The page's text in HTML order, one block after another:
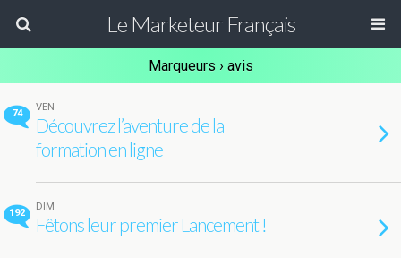
Le Marketeur Français
Marqueurs › avis
74
VEN
Découvrez l’aventure de la
formation en ligne
192
DIM
Fêtons leur premier Lancement !